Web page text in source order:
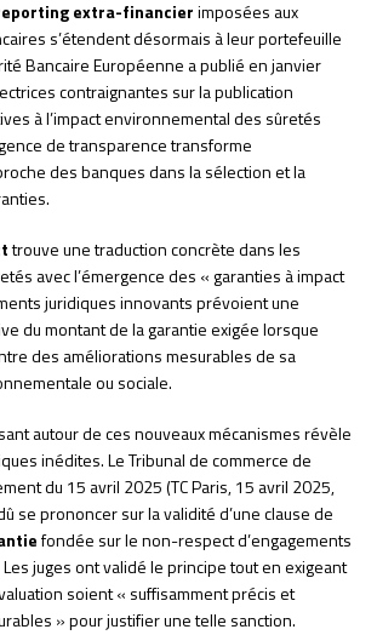
extra-financierimposées aux
s’étendent désormais à leur portefeuille
Bancaire Européenne a publié en janvier
contraignantes sur la publication
à l’impact environnemental des sûretés
de transparence transforme
des banques dans la sélection et la
trouve une traduction concrète dans les
avec l’émergence des « garanties à impact
juridiques innovants prévoient une
du montant de la garantie exigée lorsque
des améliorations mesurables de sa
ou sociale.
autour de ces nouveaux mécanismes révèle
inédites. Le Tribunal de commerce de
du 15 avril 2025 (TC Paris, 15 avril 2025,
se prononcer sur la validité d’une clause de
fondée sur le non-respect d’engagements
juges ont validé le principe tout en exigeant
soient « suffisamment précis et
» pour justifier une telle sanction.